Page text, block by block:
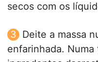
secos com os
Deite a massa
enfarinhada.